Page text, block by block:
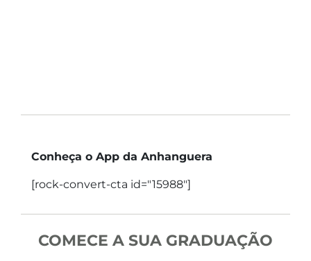
Conheça o App da Anhanguera
[rock-convert-cta id="15988"]
COMECE A SUA GRADUAÇÃO